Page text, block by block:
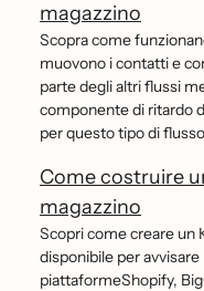
magazzino
Scopra come
muovono i contatti e
parte degli altri flussi
componente di ritardo
per questo tipo di
Come costruire
magazzino
Scopri come creare un
disponibile per
piattaformeShopify,